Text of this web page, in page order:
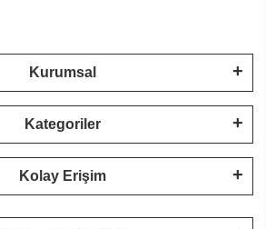
Kurumsal
Kategoriler
Kolay Erişim